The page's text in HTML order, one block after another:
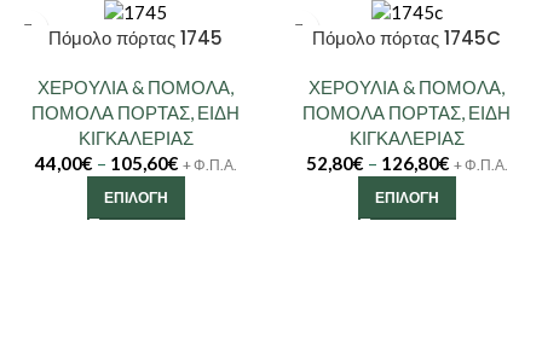
Πόμολο πόρτας 1745
ΧΕΡΟΥΛΙΑ & ΠΟΜΟΛΑ,
ΠΟΜΟΛΑ ΠΟΡΤΑΣ, ΕΙΔΗ
ΚΙΓΚΑΛΕΡΙΑΣ
44,00€ – 105,60€ + Φ.Π.Α.
ΕΠΙΛΟΓΉ
Πόμολο πόρτας 1745C
ΧΕΡΟΥΛΙΑ & ΠΟΜΟΛΑ,
ΠΟΜΟΛΑ ΠΟΡΤΑΣ, ΕΙΔΗ
ΚΙΓΚΑΛΕΡΙΑΣ
52,80€ – 126,80€ + Φ.Π.Α.
ΕΠΙΛΟΓΉ